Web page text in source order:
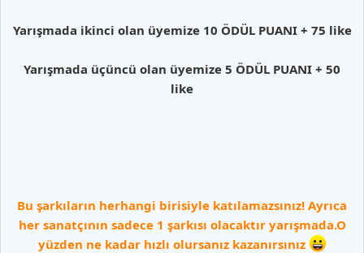
Yarışmada ikinci olan üyemize 10 ÖDÜL PUANI + 75 like
Yarışmada üçüncü olan üyemize 5 ÖDÜL PUANI + 50
like
Bu şarkıların herhangi birisiyle katılamazsınız! Ayrıca
her sanatçının sadece 1 şarkısı olacaktır yarışmada.O
yüzden ne kadar hızlı olursanız kazanırsınız